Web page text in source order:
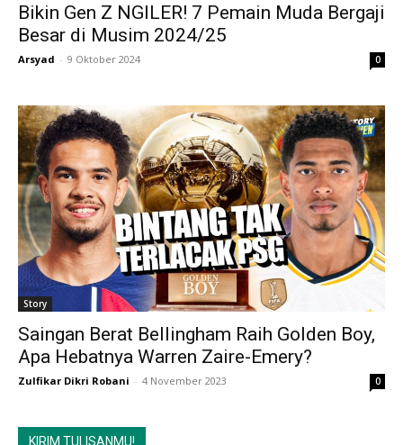
Bikin Gen Z NGILER! 7 Pemain Muda Bergaji
Besar di Musim 2024/25
Arsyad - 9 Oktober 2024 0
Story
Saingan Berat Bellingham Raih Golden Boy,
Apa Hebatnya Warren Zaire-Emery?
Zulfikar Dikri Robani - 4 November 2023 0
KIRIM TULISANMU!